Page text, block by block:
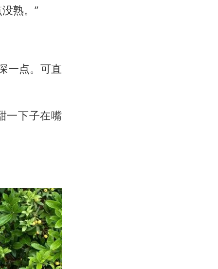
熟。”
一点。可直
一下子在嘴